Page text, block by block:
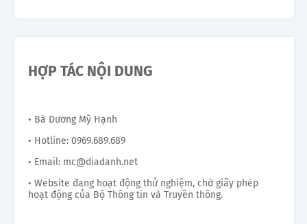
HỢP TÁC NỘI DUNG
• Bà Dương Mỹ Hạnh
• Hotline: 0969.689.689
• Email: mc@diadanh.net
• Website đang hoạt động thử nghiệm, chờ giấy phép
hoạt động của Bộ Thông tin và Truyền thông.